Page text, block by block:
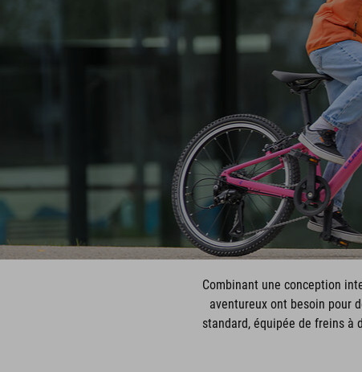
Combinant une conception
aventureux ont besoin pour
standard, équipée de freins à